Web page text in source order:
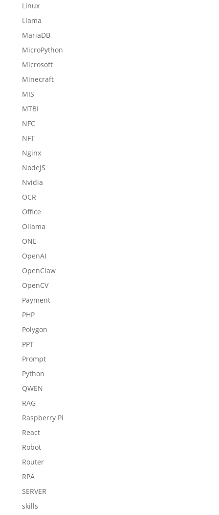
Linux
Llama
MariaDB
MicroPython
Microsoft
Minecraft
MIS
MTBI
NFC
NFT
Nginx
NodeJS
Nvidia
OCR
Office
Ollama
ONE
OpenAI
OpenClaw
OpenCV
Payment
PHP
Polygon
PPT
Prompt
Python
QWEN
RAG
Raspberry Pi
React
Robot
Router
RPA
SERVER
skills